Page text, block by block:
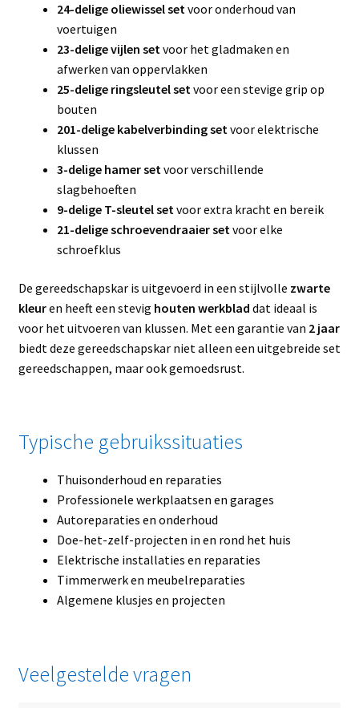
24-delige oliewissel setvoor onderhoud van
voertuigen
23-delige vijlen setvoor het gladmaken en
afwerken van oppervlakken
25-delige ringsleutel setvoor een stevige grip op
bouten
201-delige kabelverbinding setvoor elektrische
klussen
3-delige hamer setvoor verschillende
slagbehoeften
9-delige T-sleutel setvoor extra kracht en bereik
21-delige schroevendraaier setvoor elke
schroefklus
De gereedschapskar is uitgevoerd in een stijlvolle zwarte
kleuren heeft een stevig houten werkblad dat ideaal is
voor het uitvoeren van klussen. Met een garantie van 2 jaar
biedt deze gereedschapskar niet alleen een uitgebreide set
gereedschappen, maar ook gemoedsrust.
Typische gebruikssituaties
Thuisonderhoud en reparaties
Professionele werkplaatsen en garages
Autoreparaties en onderhoud
Doe-het-zelf-projecten in en rond het huis
Elektrische installaties en reparaties
Timmerwerk en meubelreparaties
Algemene klusjes en projecten
Veelgestelde vragen